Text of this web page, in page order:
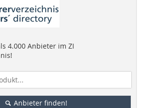
4.000 Anbieter im ZI
Anbieter finden!